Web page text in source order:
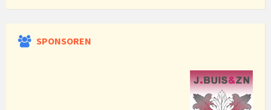
SPONSOREN